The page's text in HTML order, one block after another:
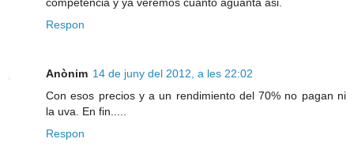
Respon
Anònim 14 de juny del 2012, a les 22:02
Con esos precios y a un rendimiento del 70% no pagan ni
la uva. En fin.....
Respon